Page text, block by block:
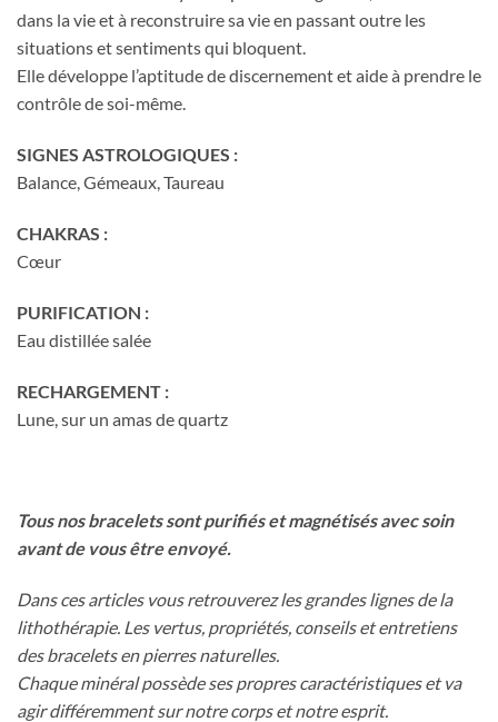
dans la vie et à reconstruire sa vie en passant outre les
situations et sentiments qui bloquent.
Elle développe l’aptitude de discernement et aide à prendre le
contrôle de soi-même.
SIGNES ASTROLOGIQUES :
Balance, Gémeaux, Taureau
CHAKRAS :
Cœur
PURIFICATION :
Eau distillée salée
RECHARGEMENT :
Lune, sur un amas de quartz
Tous nos bracelets sont purifiés et magnétisés avec soin
avant de vous être envoyé.
Dans ces articles vous retrouverez les grandes lignes de la
lithothérapie. Les vertus, propriétés, conseils et entretiens
des bracelets en pierres naturelles.
Chaque minéral possède ses propres caractéristiques et va
agir différemment sur notre corps et notre esprit.